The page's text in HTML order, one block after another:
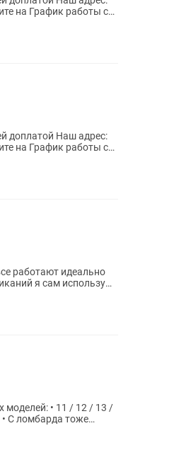
работают идеально
я сам использую
С ломбарда тоже